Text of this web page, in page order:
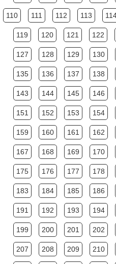
110 111 112 113
119 120 121 122
127 128 129 130
135 136 137 138
143 144 145 146
151 152 153 154
159 160 161 162
167 168 169 170
175 176 177 178
183 184 185 186
191 192 193 194
199 200 201 202
207 208 209 210